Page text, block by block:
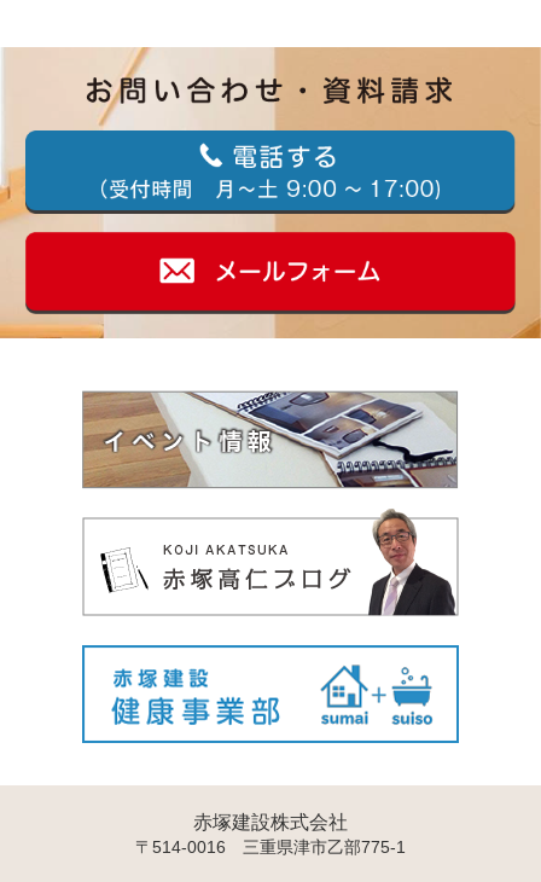
赤塚建設株式会社
〒514-0016 三重県津市乙部775-1